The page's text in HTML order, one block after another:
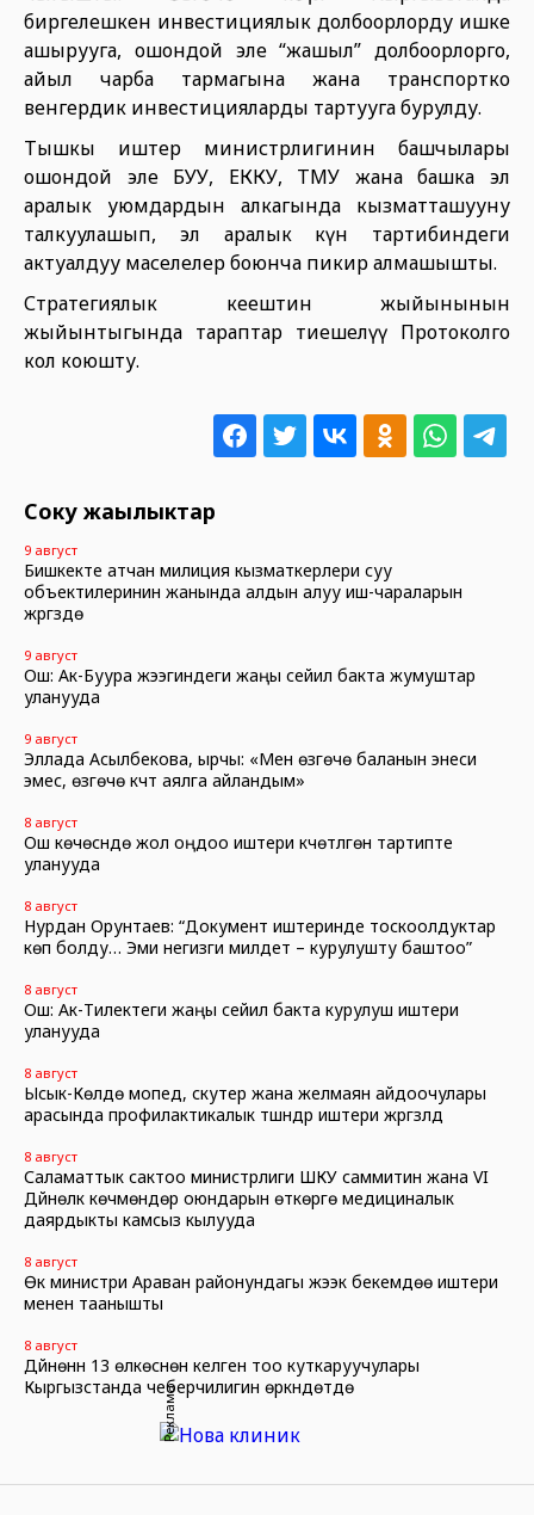
биргелешкен инвестициялык долбоорлорду ишке
ашырууга, ошондой эле “жашыл” долбоорлорго,
айыл чарба тармагына жана транспортко
венгердик инвестицияларды тартууга бурулду.
Тышкы иштер министрлигинин башчылары
ошондой эле БУУ, ЕККУ, ТМУ жана башка эл
аралык уюмдардын алкагында кызматташууну
талкуулашып, эл аралык күн тартибиндеги
актуалдуу маселелер боюнча пикир алмашышты.
Стратегиялык кеңештин жыйынынын
жыйынтыгында тараптар тиешелүү Протоколго
кол коюшту.
Соңку жаңылыктар
9 август
Бишкекте атчан милиция кызматкерлери суу
объектилеринин жанында алдын алуу иш-чараларын
жүргүзүүдө
9 август
Ош: Ак-Буура жээгиндеги жаңы сейил бакта жумуштар
уланууда
9 август
Эллада Асылбекова, ырчы: «Мен өзгөчө баланын энеси
эмес, өзгөчө күчтүү аялга айландым»
8 август
Ош көчөсүндө жол оңдоо иштери күчөтүлгөн тартипте
уланууда
8 август
Нурдан Орунтаев: “Документ иштеринде тоскоолдуктар
көп болду… Эми негизги милдет – курулушту баштоо”
8 август
Ош: Ак-Тилектеги жаңы сейил бакта курулуш иштери
уланууда
8 август
Ысык-Көлдө мопед, скутер жана желмаян айдоочулары
арасында профилактикалык түшүндүрүү иштери жүргүзүлдү
8 август
Саламаттык сактоо министрлиги ШКУ саммитин жана VI
Дүйнөлүк көчмөндөр оюндарын өткөрүүгө медициналык
даярдыкты камсыз кылууда
8 август
Өк министри Араван районундагы жээк бекемдөө иштери
менен таанышты
8 август
Дүйнөнүн 13 өлкөсүнөн келген тоо куткаруучулары
Кыргызстанда чеберчилигин өркүндөтүүдө
Реклама